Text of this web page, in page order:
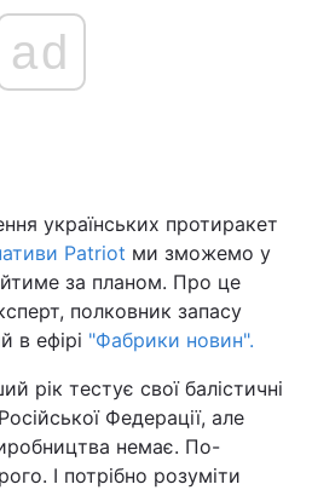
ad
українських протиракет
Patriot ми зможемо у
за планом. Про це
полковник запасу
в ефірі "Фабрики новин".
рік тестує свої балістичні
Федерації, але
немає. По-
І потрібно розуміти